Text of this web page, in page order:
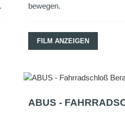
bewegen.
FILM ANZEIGEN
ABUS -